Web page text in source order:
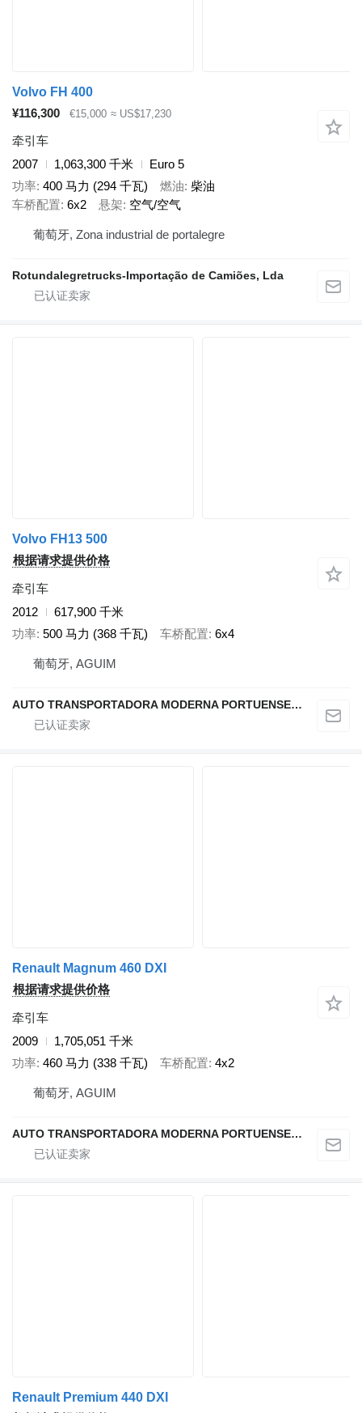
Volvo FH 400
¥116,300
€15,000 ≈ US$17,230
牵引车
2007
1,063,300 千米
Euro 5
功率 400 马力 (294 千瓦) 燃油 柴油
车桥配置 6x2 悬架 空气/空气
葡萄牙, Zona industrial de portalegre
Rotundalegretrucks-Importação de Camiões, Lda
Volvo FH13 500
根据请求提供价格
牵引车
2012
617,900 千米
功率 500 马力 (368 千瓦) 车桥配置 6x4
葡萄牙, AGUIM
AUTO TRANSPORTADORA MODERNA PORTUENSE SA
Renault Magnum 460 DXI
根据请求提供价格
牵引车
2009
1,705,051 千米
功率 460 马力 (338 千瓦) 车桥配置 4x2
葡萄牙, AGUIM
AUTO TRANSPORTADORA MODERNA PORTUENSE SA
Renault Premium 440 DXI